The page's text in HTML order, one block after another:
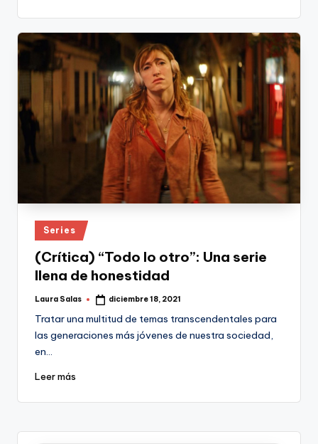
Publicado
en
Series
(Crítica) “Todo lo otro”: Una serie
llena de honestidad
Publicado
Laura Salas diciembre 18, 2021
Tratar una multitud de temas transcendentales para
las generaciones más jóvenes de nuestra sociedad,
en…
Leer más